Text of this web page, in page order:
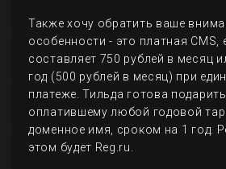
Также хочу обратить ваше
особенности - это платная CMS,
составляет 750 рублей в месяц
год (500 рублей в месяц) при
платеже. Тильда готова
оплатившему любой годовой
доменное имя, сроком на 1 год.
этом будет Reg.ru.